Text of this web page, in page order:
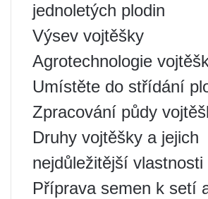
jednoletých plodin
Výsev vojtěšky
Agrotechnologie
Umístěte do střídání
Zpracování půdy
Druhy vojtěšky a jejich
nejdůležitější vlastnosti
Příprava semen k setí